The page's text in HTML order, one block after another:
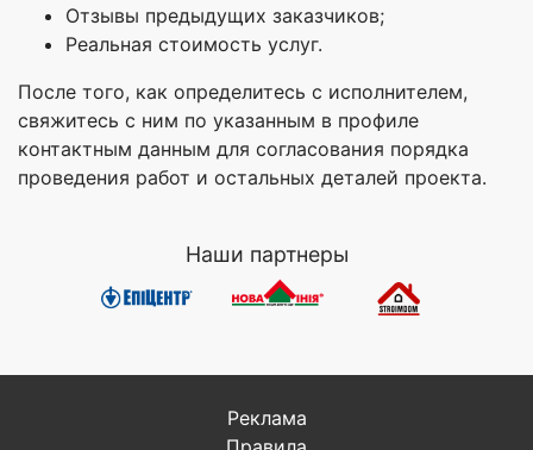
Отзывы предыдущих заказчиков;
Реальная стоимость услуг.
После того, как определитесь с исполнителем,
свяжитесь с ним по указанным в профиле
контактным данным для согласования порядка
проведения работ и остальных деталей проекта.
Наши партнеры
Реклама